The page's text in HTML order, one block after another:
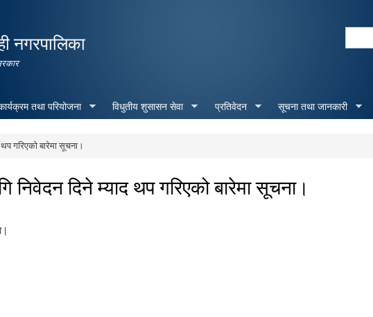
नगरपालिका Search
तथा परियोजना विधुतीय शुसासन सेवा प्रतिवेदन सूचना तथा जानकारी
गरिएको बारेमा सूचना।
निवेदन दिने म्याद थप गरिएको बारेमा सूचना।
|